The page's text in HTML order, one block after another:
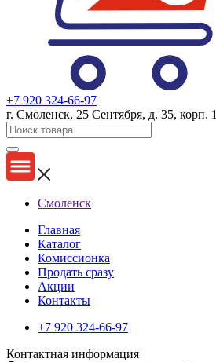
+7 920 324-66-97
г. Смоленск, 25 Сентября, д. 35, корп. 1
Смоленск
Главная
Каталог
Комиссионка
Продать сразу
Акции
Контакты
+7 920 324-66-97
Контактная информация